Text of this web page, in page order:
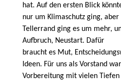
hat. Auf den ersten Blick
nur um Klimaschutz ging,
Tellerrand ging es um mehr,
Aufbruch, Neustart. Dafür
braucht es Mut,
Ideen. Für uns als Vorstand
Vorbereitung mit vielen